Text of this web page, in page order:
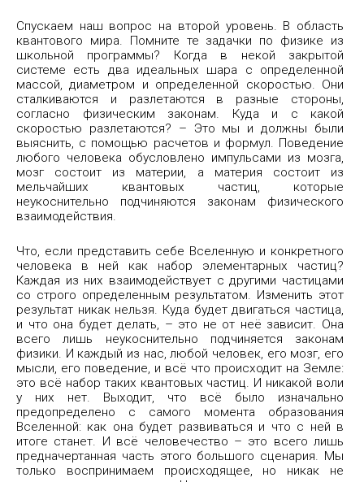
Спускаем наш вопрос на второй уровень. В область
квантового мира. Помните те задачки по физике из
школьной программы? Когда в некой закрытой
системе есть два идеальных шара с определенной
массой, диаметром и определенной скоростью. Они
сталкиваются и разлетаются в разные стороны,
согласно физическим законам. Куда и с какой
скоростью разлетаются? – Это мы и должны были
выяснить, с помощью расчетов и формул. Поведение
любого человека обусловлено импульсами из мозга,
мозг состоит из материи, а материя состоит из
мельчайших квантовых частиц, которые
неукоснительно подчиняются законам физического
взаимодействия.
Что, если представить себе Вселенную и конкретного
человека в ней как набор элементарных частиц?
Каждая из них взаимодействует с другими частицами
со строго определенным результатом. Изменить этот
результат никак нельзя. Куда будет двигаться частица,
и что она будет делать, – это не от неё зависит. Она
всего лишь неукоснительно подчиняется законам
физики. И каждый из нас, любой человек, его мозг, его
мысли, его поведение, и всё что происходит на Земле:
это всё набор таких квантовых частиц. И никакой воли
у них нет. Выходит, что всё было изначально
предопределено с самого момента образования
Вселенной: как она будет развиваться и что с ней в
итоге станет. И всё человечество – это всего лишь
предначертанная часть этого большого сценария. Мы
только воспринимаем происходящее, но никак не